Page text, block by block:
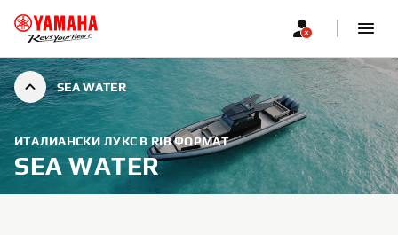
SEA WATER
ИТАЛИАНСКИ ЛУКС В RIB ФОРМАТ
SEA WATER